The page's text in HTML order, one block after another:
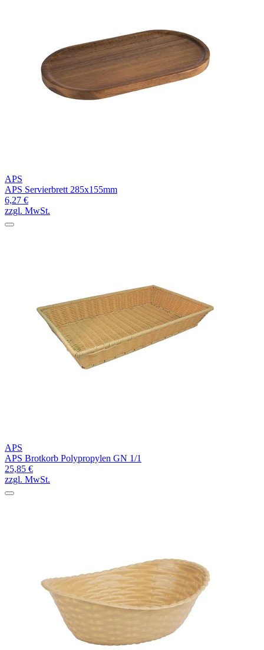
APS
APS Servierbrett 285x155mm
6,27 €
zzgl. MwSt.
APS
APS Brotkorb Polypropylen GN 1/1
25,85 €
zzgl. MwSt.